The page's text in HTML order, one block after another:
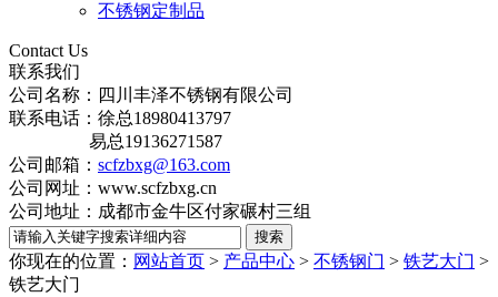
不锈钢定制品
Contact Us
联系我们
公司名称：四川丰泽不锈钢有限公司
联系电话：徐总18980413797
易总19136271587
公司邮箱： scfzbxg@163.com
公司网址：www.scfzbxg.cn
公司地址：成都市金牛区付家碾村三组
你现在的位置： 网站首页 > 产品中心 > 不锈钢门 > 铁艺大门 >
铁艺大门